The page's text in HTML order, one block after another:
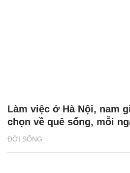
ĐỜI SỐNG
Làm việc ở Hà Nội, nam
chọn về quê sống, mỗi